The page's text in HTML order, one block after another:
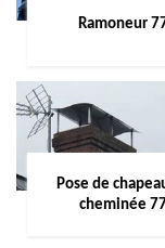
Ramoneur
Pose de
cheminée